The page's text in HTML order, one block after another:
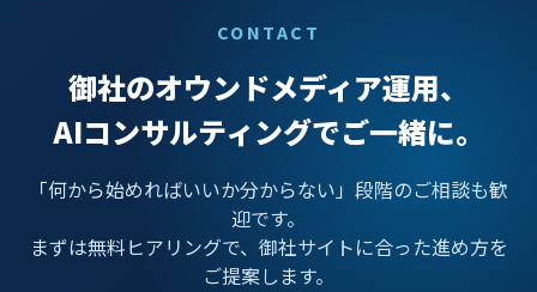
CONTACT
御社のオウンドメディア運用、
AIコンサルティングでご一緒に。
「何から始めればいいか分からない」段階のご相談も歓
迎です。
まずは無料ヒアリングで、御社サイトに合った進め方を
ご提案します。